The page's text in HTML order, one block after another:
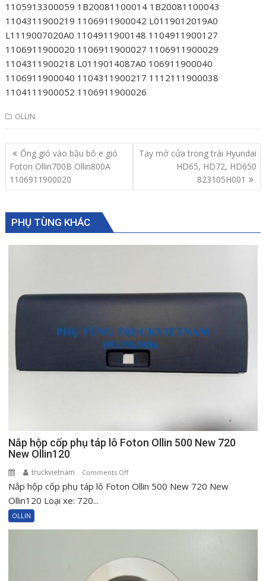
1105913300059 1B20081100014 1B20081100043
1104311900219 1106911900042 L0119012019A0
L1119007020A0 1104911900148 1104911900127
1106911900020 1106911900027 1106911900029
1104311900218 L0119014087A0 106911900040
1106911900040 1104311900217 1112111900038
1104111900052 1106911900026
OLLIN
Post
navigation
Ống gió vào bầu bô e gió
Foton Ollin700B Ollin800A
1106911900020
Tay mở cửa trong trái Hyundai
HD65, HD72, HD650
823105H001
PHỤ TÙNG KHÁC
Nắp hộp cốp phụ táp lô Foton Ollin 500 New 720
New Ollin120
truckvietnam Comments Offon
Nắp
Ollin
Nắp hộp cốp phụ táp lô Foton Ollin 500 New 720 New
Ollin120 Loại xe: 720...
OLLIN